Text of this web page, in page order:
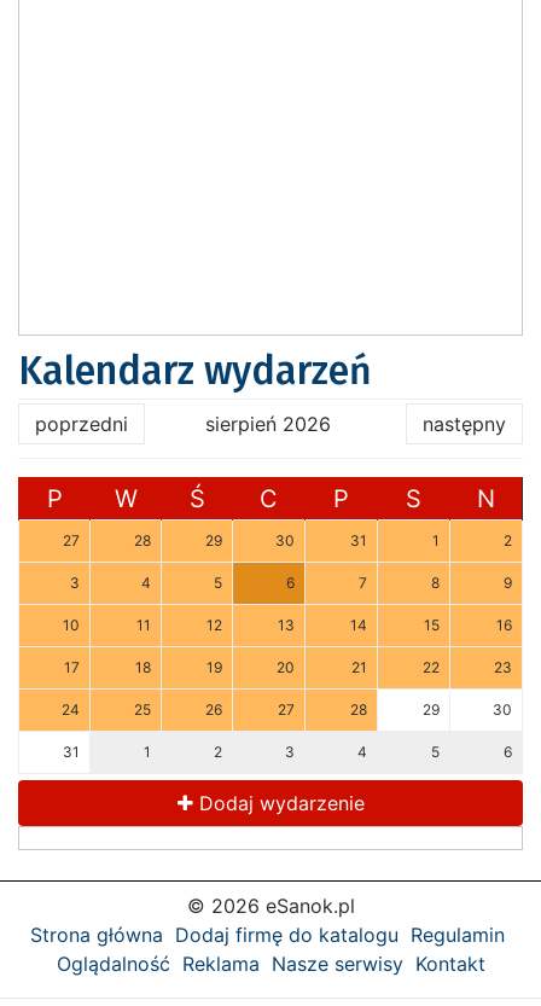
Kalendarz wydarzeń
poprzedni sierpień 2026 następny
P W Ś C P S N
27 28 29 30 31 1 2
3 4 5 6 7 8 9
10 11 12 13 14 15 16
17 18 19 20 21 22 23
24 25 26 27 28 29 30
31 1 2 3 4 5 6
Dodaj wydarzenie
© 2026 eSanok.pl
Strona główna Dodaj firmę do katalogu Regulamin
Oglądalność Reklama Nasze serwisy Kontakt